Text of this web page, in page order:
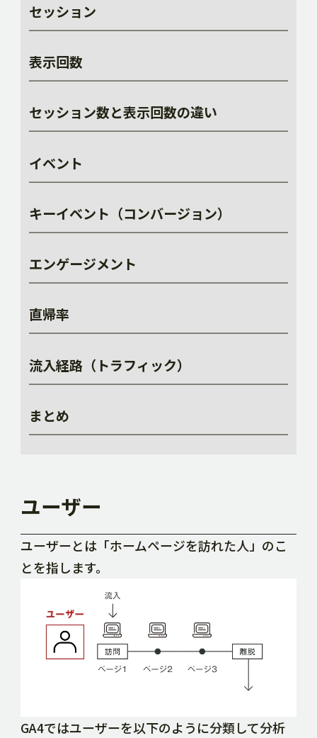
セッション
表示回数
セッション数と表示回数の違い
イベント
キーイベント（コンバージョン）
エンゲージメント
直帰率
流入経路（トラフィック）
まとめ
ユーザー
ユーザーとは「ホームページを訪れた人」のこ
とを指します。
GA4ではユーザーを以下のように分類して分析